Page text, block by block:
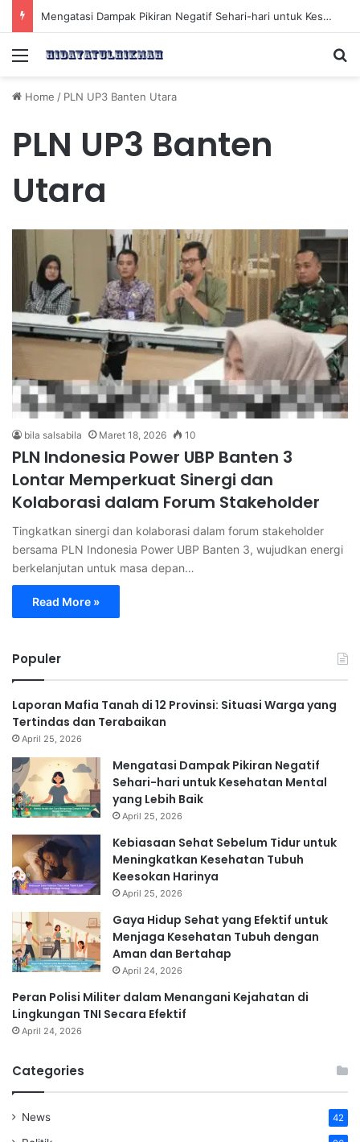
Mengatasi Dampak Pikiran Negatif Sehari-hari untuk Kesehatan Mental yang Lebih Baik
Menu
Home / PLN UP3 Banten Utara
PLN UP3 Banten
Utara
bila salsabila Maret 18, 2026 10
PLN Indonesia Power UBP Banten 3
Lontar Memperkuat Sinergi dan
Kolaborasi dalam Forum Stakeholder
Tingkatkan sinergi dan kolaborasi dalam forum stakeholder
bersama PLN Indonesia Power UBP Banten 3, wujudkan energi
berkelanjutan untuk masa depan…
Read More »
Populer
Laporan Mafia Tanah di 12 Provinsi: Situasi Warga yang
Tertindas dan Terabaikan
April 25, 2026
Mengatasi Dampak Pikiran Negatif
Sehari-hari untuk Kesehatan Mental
yang Lebih Baik
April 25, 2026
Kebiasaan Sehat Sebelum Tidur untuk
Meningkatkan Kesehatan Tubuh
Keesokan Harinya
April 25, 2026
Gaya Hidup Sehat yang Efektif untuk
Menjaga Kesehatan Tubuh dengan
Aman dan Bertahap
April 24, 2026
Peran Polisi Militer dalam Menangani Kejahatan di
Lingkungan TNI Secara Efektif
April 24, 2026
Categories
News 42